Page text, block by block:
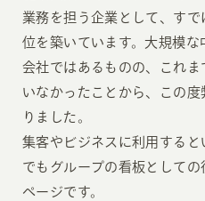
業務を担う企業として、す
位を築いています。大規模
会社ではあるものの、これ
いなかったことから、この
りました。
集客やビジネスに利用すると
でもグループの看板として
ページです。